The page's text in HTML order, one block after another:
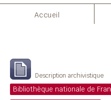
Accueil
Description archivistique